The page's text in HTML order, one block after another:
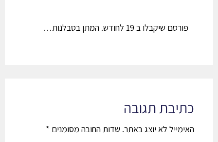
פורסם שיקבלו ב 19 לחודש. המתן בסבלנות…
כתיבת תגובה
האימייל לא יוצג באתר.שדות החובה מסומנים*